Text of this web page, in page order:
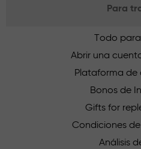
Para
Todo
Abrir una
Plataforma de
Bonos de
Gifts for
Condiciones
Análisis